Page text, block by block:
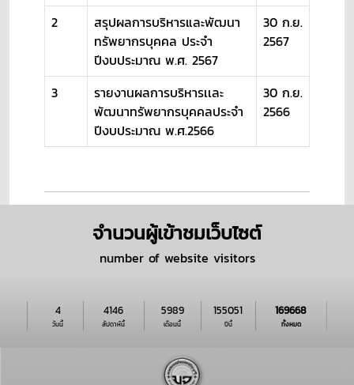
2
สรุปผลการบริหารและพัฒนา
ทรัพยากรบุคคล ประจำ
ปีงบประมาณ พ.ศ. 2567
30 ก.ย.
2567
3
รายงานผลการบริหารเเละ
พัฒนาทรัพยากรบุคคลประจำ
ปีงบประมาณ พ.ศ.2566
30 ก.ย.
2566
จำนวนผู้เข้าชมเว็บไซต์
number of website visitors
วันนี้
4
สัปดาห์นี้
4146
เดือนนี้
5989
ปีนี้
155051
ทั้งหมด
169668